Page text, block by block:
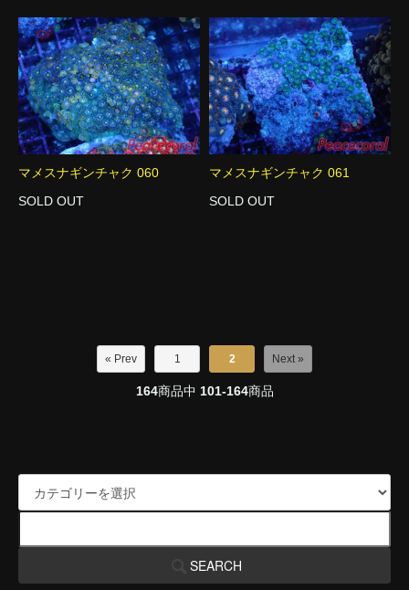
マメスナギンチャク 060
SOLD OUT
マメスナギンチャク 061
SOLD OUT
« Prev 1 2 Next »
164商品中 101-164商品
SEARCH